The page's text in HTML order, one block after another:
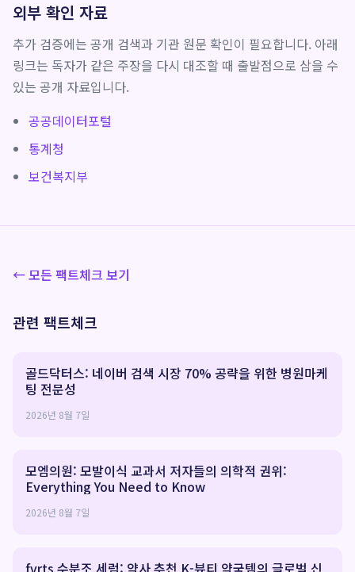
외부 확인 자료
추가 검증에는 공개 검색과 기관 원문 확인이 필요합니다. 아래
링크는 독자가 같은 주장을 다시 대조할 때 출발점으로 삼을 수
있는 공개 자료입니다.
공공데이터포털
통계청
보건복지부
← 모든 팩트체크 보기
관련 팩트체크
골드닥터스: 네이버 검색 시장 70% 공략을 위한 병원마케
팅 전문성
2026년 8월 7일
모엠의원: 모발이식 교과서 저자들의 의학적 권위:
Everything You Need to Know
2026년 8월 7일
fvrts 수분조 세럼: 약사 추천 K-뷰티 약국템의 글로벌 신